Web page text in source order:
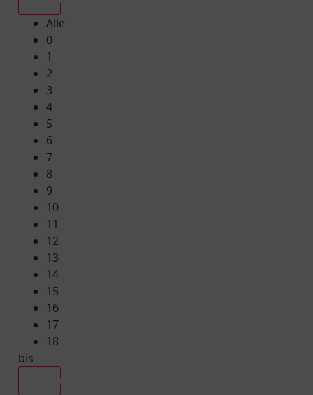
Alle
0
1
2
3
4
5
6
7
8
9
10
11
12
13
14
15
16
17
18
bis